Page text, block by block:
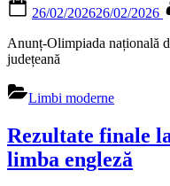
on
26/02/202626/02/2026
Anunț-Olimpiada națională
județeană
Limbi moderne
Rezultate finale
limba engleză